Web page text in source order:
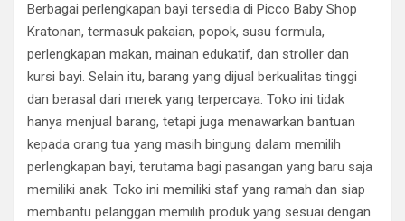
Berbagai perlengkapan bayi tersedia di Picco Baby Shop
Kratonan, termasuk pakaian, popok, susu formula,
perlengkapan makan, mainan edukatif, dan stroller dan
kursi bayi. Selain itu, barang yang dijual berkualitas tinggi
dan berasal dari merek yang terpercaya. Toko ini tidak
hanya menjual barang, tetapi juga menawarkan bantuan
kepada orang tua yang masih bingung dalam memilih
perlengkapan bayi, terutama bagi pasangan yang baru saja
memiliki anak. Toko ini memiliki staf yang ramah dan siap
membantu pelanggan memilih produk yang sesuai dengan